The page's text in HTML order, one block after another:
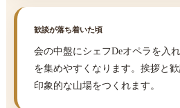
歓談が落ち着いた頃
会の中盤にシェフDeオペラを入
を集めやすくなります。挨拶と
印象的な山場をつくれます。